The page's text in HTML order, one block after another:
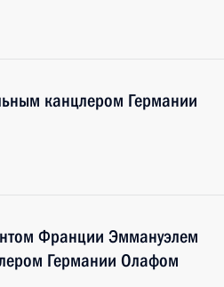
канцлером Германии
Франции Эммануэлем
Германии Олафом